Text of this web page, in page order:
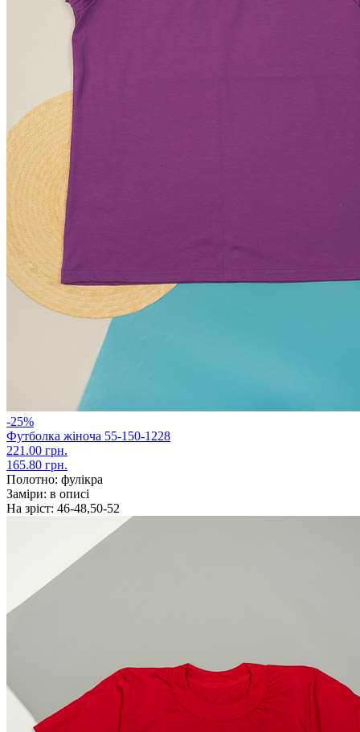
-25%
Футболка жіноча 55-150-1228
221.00 грн.
165.80 грн.
Полотно: фулікра
Заміри: в описі
На зріст: 46-48,50-52